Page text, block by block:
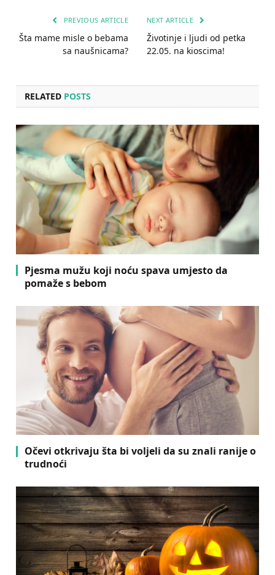
PREVIOUS ARTICLE
Šta mame misle o bebama
sa naušnicama?
NEXT ARTICLE
Životinje i ljudi od petka
22.05. na kioscima!
RELATED POSTS
Pjesma mužu koji noću spava umjesto da
pomaže s bebom
Očevi otkrivaju šta bi voljeli da su znali ranije o
trudnoći